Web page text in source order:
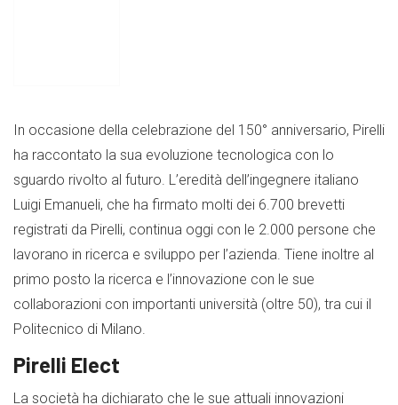
In occasione della celebrazione del 150° anniversario, Pirelli
ha raccontato la sua evoluzione tecnologica con lo
sguardo rivolto al futuro. L’eredità dell’ingegnere italiano
Luigi Emanueli, che ha firmato molti dei 6.700 brevetti
registrati da Pirelli, continua oggi con le 2.000 persone che
lavorano in ricerca e sviluppo per l’azienda. Tiene inoltre al
primo posto la ricerca e l’innovazione con le sue
collaborazioni con importanti università (oltre 50), tra cui il
Politecnico di Milano.
Pirelli Elect
La società ha dichiarato che le sue attuali innovazioni